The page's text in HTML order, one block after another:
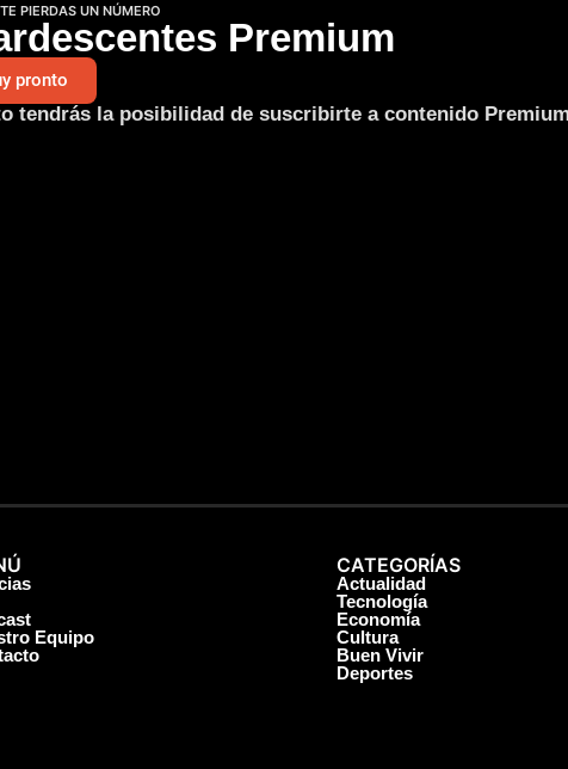
PIERDAS UN NÚMERO
Premium
pronto
tendrás la posibilidad de suscribirte a contenido
Equipo
CATEGORÍAS
Actualidad
Tecnología
Economía
Cultura
Buen Vivir
Deportes